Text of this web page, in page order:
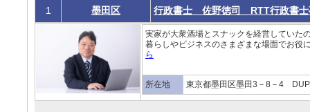
1 墨田区 行政書士 佐野徳司 RTT行政書士
実家が大衆酒場とスナックを経営していた
暮らしやビジネスのさまざまな場面でお役
ら
所在地 東京都墨田区墨田3－8－4